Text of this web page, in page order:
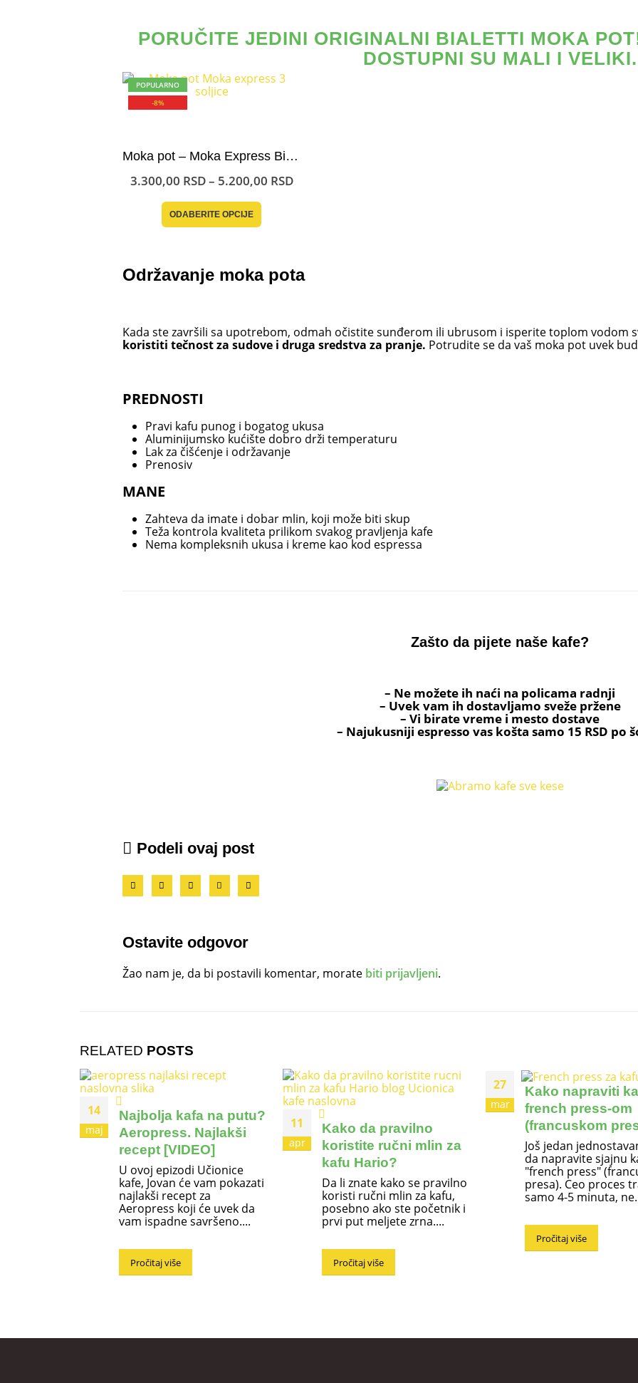
PORUČITE JEDINI ORIGINALNI BIALETTI MOKA
DOSTUPNI SU MALI I VELIKI.
POPULARNO
-8%
Moka pot – Moka Express Bialetti
3.300,00 RSD– 5.200,00 RSDRaspon
ODABERITE OPCIJE
Ovaj
proizvod
Opcije
mogu
stranici
proizvoda.
Održavanje moka pota
Kada ste završili sa upotrebom, odmah očistite sunđerom ili ubrusom i isperite toplom vodom
koristiti tečnost za sudove i druga sredstva za pranje. Potrudite se da vaš moka pot uvek
PREDNOSTI
Pravi kafu punog i bogatog ukusa
Aluminijumsko kućište dobro drži temperaturu
Lak za čišćenje i održavanje
Prenosiv
MANE
Zahteva da imate i dobar mlin, koji može biti skup
Teža kontrola kvaliteta prilikom svakog pravljenja kafe
Nema kompleksnih ukusa i kreme kao kod espressa
Zašto da pijete naše kafe?
– Ne možete ih naći na policama radnji
– Uvek vam ih dostavljamo sveže pržene
– Vi birate vreme i mesto dostave
– Najukusniji espresso vas košta samo 15 RSD po
Podeli ovaj post
Ostavite odgovor
Žao nam je, da bi postavili komentar, morate biti prijavljeni.
RELATED POSTS
14
maj
Najbolja kafa na putu?
Aeropress. Najlakši
recept [VIDEO]
U ovoj epizodi Učionice
kafe, Jovan će vam pokazati
najlakši recept za
Aeropress koji će uvek da
vam ispadne savršeno....
Pročitaj više
11
apr
Kako da pravilno
koristite ručni mlin za
kafu Hario?
Da li znate kako se pravilno
koristi ručni mlin za kafu,
posebno ako ste početnik i
prvi put meljete zrna....
Pročitaj više
27
mar
Kako napraviti
french press-om
(francuskom
Još jedan
da napravite sjajnu
"french press"
presa). Ceo proces
samo 4-5 minuta,
Pročitaj više